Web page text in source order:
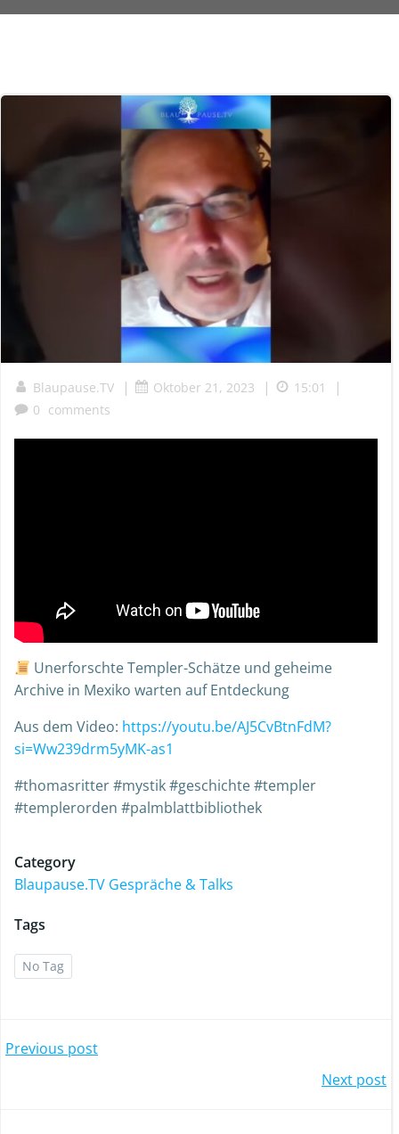
Blaupause.TV | Oktober 21, 2023 | 15:01 |
0 comments
Unerforschte Templer-Schätze und geheime
Archive in Mexiko warten auf Entdeckung
Aus dem Video: https://youtu.be/AJ5CvBtnFdM?
si=Ww239drm5yMK-as1
#thomasritter #mystik #geschichte #templer
#templerorden #palmblattbibliothek
Category
Blaupause.TV Gespräche & Talks
Tags
No Tag
Previous post
Next post